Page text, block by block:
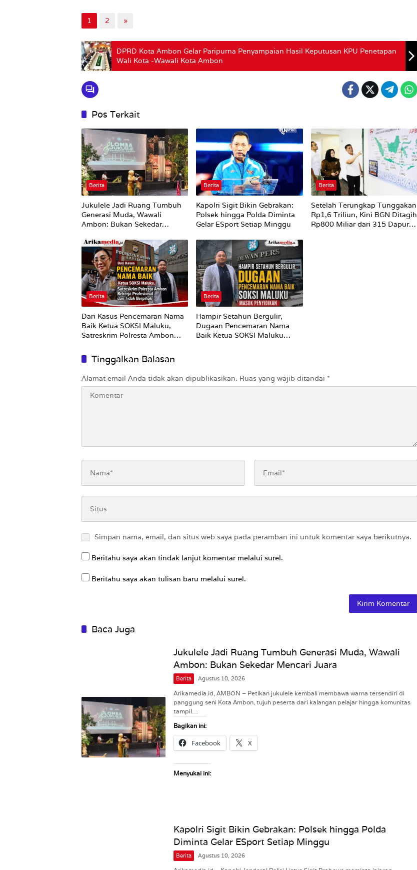
1 2 »
DPRD Kota Ambon Gelar Paripurna Penyampaian Hasil Keputusan KPU Penetapan
Wali Kota -Wawali Kota Ambon
Pos Terkait
Berita
Jukulele Jadi Ruang Tumbuh
Generasi Muda, Wawali
Ambon: Bukan Sekedar
Berita
Kapolri Sigit Bikin Gebrakan:
Polsek hingga Polda Diminta
Gelar ESport Setiap Minggu
Berita
Setelah Terungkap Tunggakan
Rp1,6 Triliun, Kini BGN Ditagih
Rp800 Miliar dari 315 Dapur
Berita
Dari Kasus Pencemaran Nama
Baik Ketua SOKSI Maluku,
Satreskrim Polresta Ambon
Berpihak
Berita
Hampir Setahun Bergulir,
Dugaan Pencemaran Nama
Baik Ketua SOKSI Maluku
Tinggalkan Balasan
Alamat email Anda tidak akan dipublikasikan. Ruas yang wajib ditandai *
Simpan nama, email, dan situs web saya pada peramban ini untuk komentar saya berikutnya.
Beritahu saya akan tindak lanjut komentar melalui surel.
Beritahu saya akan tulisan baru melalui surel.
Baca Juga
Jukulele Jadi Ruang Tumbuh Generasi Muda, Wawali
Ambon: Bukan Sekedar Mencari Juara
Berita Agustus 10, 2026
Arikamedia.id, AMBON – Petikan jukulele kembali membawa warna tersendiri di
panggung seni Kota Ambon, tujuh peserta dari kalangan pelajar hingga komunitas
tampil…
Bagikan ini:
Facebook X
Menyukai ini:
Kapolri Sigit Bikin Gebrakan: Polsek hingga Polda
Diminta Gelar ESport Setiap Minggu
Berita Agustus 10, 2026